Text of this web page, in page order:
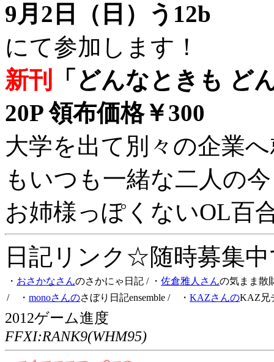
9月2日（日）う12b
にて参加します！
新刊
「どんなときも ど
20P 領布価格￥300
大学を出て別々の企業
もいつも一緒な二人の
お姉様っぽくないOL百
日記リンク☆随時募集
・ おさかなさんのさかにゃ日記 / ・ 佐倉雅人さんの気まま散
/ ・ monoさんのさぼり日記ensemble / ・ KAZさんのKAZ兄
2012ゲーム進度
FFXI:RANK9(WHM95)